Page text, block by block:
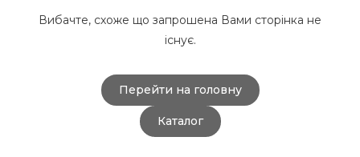
Вибачте, схоже що запрошена Вами сторінка не
існує.
Перейти на головну
Каталог